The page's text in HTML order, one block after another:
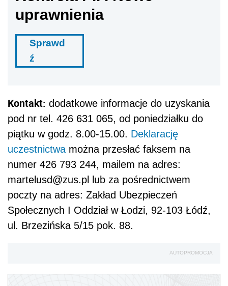
uprawnienia
Sprawd
ź
Kontakt: dodatkowe informacje do uzyskania
pod nr tel. 426 631 065, od poniedziałku do
piątku w godz. 8.00-15.00. Deklarację
uczestnictwa można przesłać faksem na
numer 426 793 244, mailem na adres:
martelusd@zus.pl lub za pośrednictwem
poczty na adres: Zakład Ubezpieczeń
Społecznych I Oddział w Łodzi, 92-103 Łódź,
ul. Brzezińska 5/15 pok. 88.
AUTOPROMOCJA